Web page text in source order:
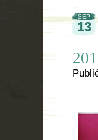
SEP
13